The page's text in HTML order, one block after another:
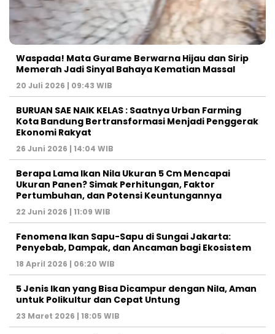
Waspada! Mata Gurame Berwarna Hijau dan Sirip
Memerah Jadi Sinyal Bahaya Kematian Massal
20 Juli 2026 | 09:43 WIB
BURUAN SAE NAIK KELAS : Saatnya Urban Farming
Kota Bandung Bertransformasi Menjadi Penggerak
Ekonomi Rakyat
26 Juni 2026 | 14:04 WIB
Berapa Lama Ikan Nila Ukuran 5 Cm Mencapai
Ukuran Panen? Simak Perhitungan, Faktor
Pertumbuhan, dan Potensi Keuntungannya
22 Juni 2026 | 11:09 WIB
Fenomena Ikan Sapu-Sapu di Sungai Jakarta:
Penyebab, Dampak, dan Ancaman bagi Ekosistem
18 April 2026 | 06:20 WIB
5 Jenis Ikan yang Bisa Dicampur dengan Nila, Aman
untuk Polikultur dan Cepat Untung
23 Maret 2026 | 18:05 WIB